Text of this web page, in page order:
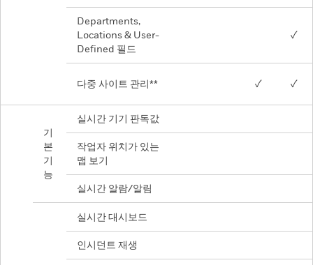
Departments,
Locations & User-
Defined 필드
✓
다중 사이트 관리** ✓ ✓
기
본
기
능
실시간 기기 판독값
작업자 위치가 있는
맵 보기
실시간 알람/알림
실시간 대시보드
인시던트 재생